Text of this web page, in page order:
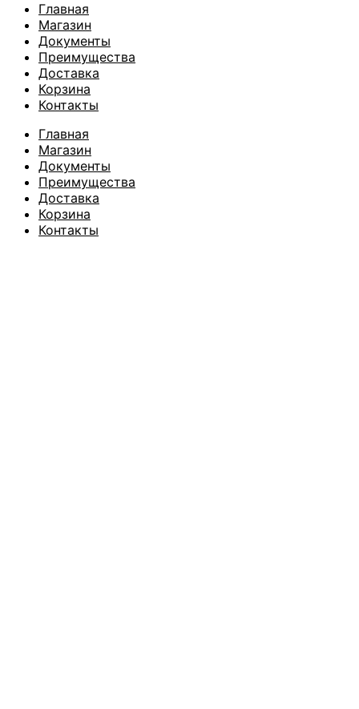
Главная
Магазин
Документы
Преимущества
Доставка
Корзина
Контакты
Главная
Магазин
Документы
Преимущества
Доставка
Корзина
Контакты